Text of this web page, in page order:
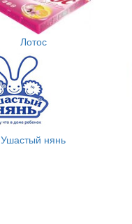
Лотос
Ушастый нянь